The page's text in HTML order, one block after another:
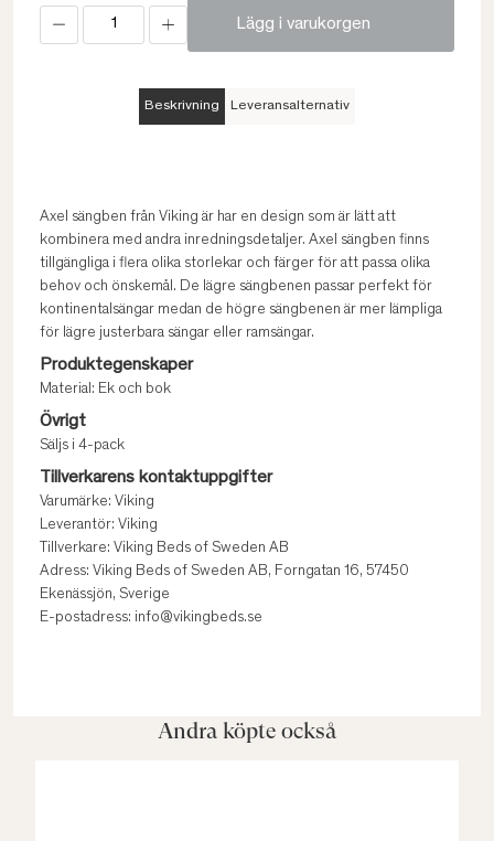
Lägg i varukorgen
Beskrivning Leveransalternativ
Axel sängben från Viking är har en design som är lätt att
kombinera med andra inredningsdetaljer. Axel sängben finns
tillgängliga i flera olika storlekar och färger för att passa olika
behov och önskemål. De lägre sängbenen passar perfekt för
kontinentalsängar medan de högre sängbenen är mer lämpliga
för lägre justerbara sängar eller ramsängar.
Produktegenskaper
Material: Ek och bok
Övrigt
Säljs i 4-pack
Tillverkarens kontaktuppgifter
Varumärke: Viking
Leverantör: Viking
Tillverkare: Viking Beds of Sweden AB
Adress: Viking Beds of Sweden AB, Forngatan 16, 57450
Ekenässjön, Sverige
E-postadress: info@vikingbeds.se
Andra köpte också